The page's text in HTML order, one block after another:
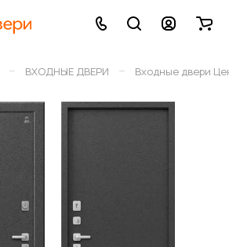
– ВХОДНЫЕ ДВЕРИ – Входные двери